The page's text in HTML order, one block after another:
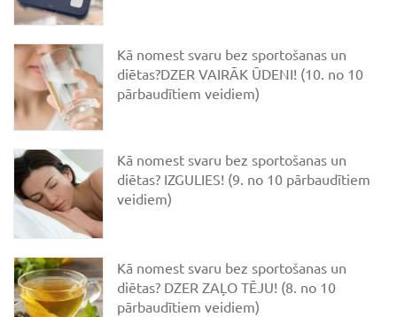
Kā nomest svaru bez sportošanas un
diētas?DZER VAIRĀK ŪDENI! (10. no 10
pārbaudītiem veidiem)
Kā nomest svaru bez sportošanas un
diētas? IZGULIES! (9. no 10 pārbaudītiem
veidiem)
Kā nomest svaru bez sportošanas un
diētas? DZER ZAĻO TĒJU! (8. no 10
pārbaudītiem veidiem)